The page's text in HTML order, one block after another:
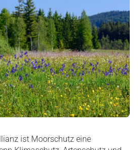
ist Moorschutz eine